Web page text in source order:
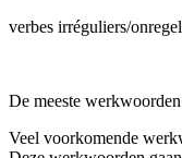
verbes irréguliers/
De meeste
Veel voorkomende